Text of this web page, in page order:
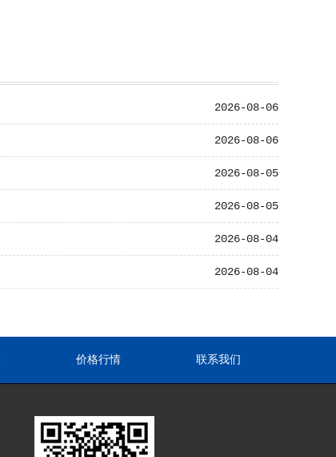
2026-08-06
2026-08-06
2026-08-05
2026-08-05
2026-08-04
2026-08-04
价格行情 联系我们